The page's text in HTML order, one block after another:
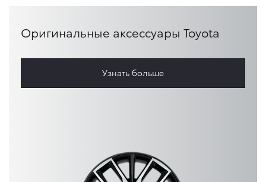
Оригинальные аксессуары Toyota
Узнать больше